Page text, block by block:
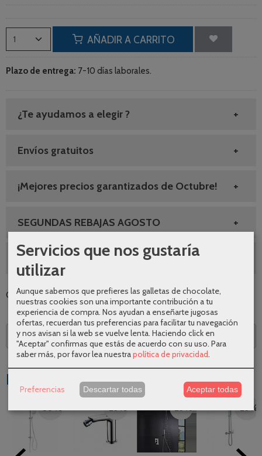
AÑADIR A CARRITO
Plazo de entrega: 7-10 días laborales.
¿Te ayudamos a elegir ?
Envíos gratuitos
¡Mejores precios garantizados de Octubre!
SEGUNDAS REBAJAS AGOSTO
10% DESCUENTO GRIFERIA
Categoría:Grifería| Tags:|Comentarios
Descripción
Productos Relacionados
-30 % -26 % -26 % -26 %
Servicios que nos gustaría
utilizar
Aunque sabemos que prefieres las galletas de chocolate,
nuestras cookies son una importante contribución a tu
experiencia de compra. Nos ayudan a enseñarte jugosas
ofertas, recuerdan tus preferencias para facilitar tu navegación
y nos avisan si la web se vuelve lenta. Haciendo click en
"Aceptar" confirmas que estás de acuerdo con su uso. Para
saber más, por favor lea nuestrapolítica de privacidad
Preferencias Descartar todas Aceptar todas